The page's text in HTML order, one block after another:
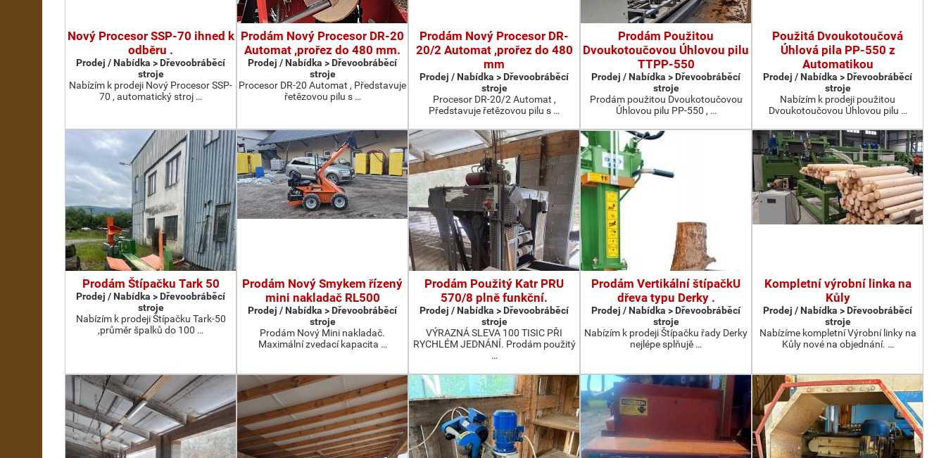
Nový Procesor SSP-70 ihned k
odběru .
Prodej / Nabídka > Dřevoobráběcí
stroje
Nabízím k prodeji Nový Procesor SSP-
70 , automatický stroj …
Prodám Nový Procesor DR-20
Automat ,prořez do 480 mm.
Prodej / Nabídka > Dřevoobráběcí
stroje
Procesor DR-20 Automat , Představuje
řetězovou pilu s …
Prodám Nový Procesor DR-
20/2 Automat ,prořez do 480
mm
Prodej / Nabídka > Dřevoobráběcí
stroje
Procesor DR-20/2 Automat ,
Představuje řetězovou pilu s …
Prodám Použitou
Dvoukotoučovou Úhlovou pilu
TTPP-550
Prodej / Nabídka > Dřevoobráběcí
stroje
Prodám použitou Dvoukotoučovou
Úhlovou pilu PP-550 , …
Použitá Dvoukotoučová
Úhlová pila PP-550 z
Automatikou
Prodej / Nabídka > Dřevoobráběcí
stroje
Nabízím k prodeji použitou
Dvoukotoučovou Úhlovou pilu …
Prodám Štípačku Tark 50
Prodej / Nabídka > Dřevoobráběcí
stroje
Nabízím k prodeji Štípačku Tark-50
,průměr špalků do 100 …
Prodám Nový Smykem řízený
mini nakladač RL500
Prodej / Nabídka > Dřevoobráběcí
stroje
Prodám Nový Mini nakladač.
Maximální zvedací kapacita …
Prodám Použitý Katr PRU
570/8 plně funkční.
Prodej / Nabídka > Dřevoobráběcí
stroje
VÝRAZNÁ SLEVA 100 TISIC PŘI
RYCHLÉM JEDNÁNÍ. Prodám použitý
…
Prodám Vertikální štípačkU
dřeva typu Derky .
Prodej / Nabídka > Dřevoobráběcí
stroje
Nabízím k prodeji Štípačku řady Derky
nejlépe splňujě …
Kompletní výrobní linka na
Kůly
Prodej / Nabídka > Dřevoobráběcí
stroje
Nabízíme kompletní Výrobní linky na
Kůly nové na objednání. …